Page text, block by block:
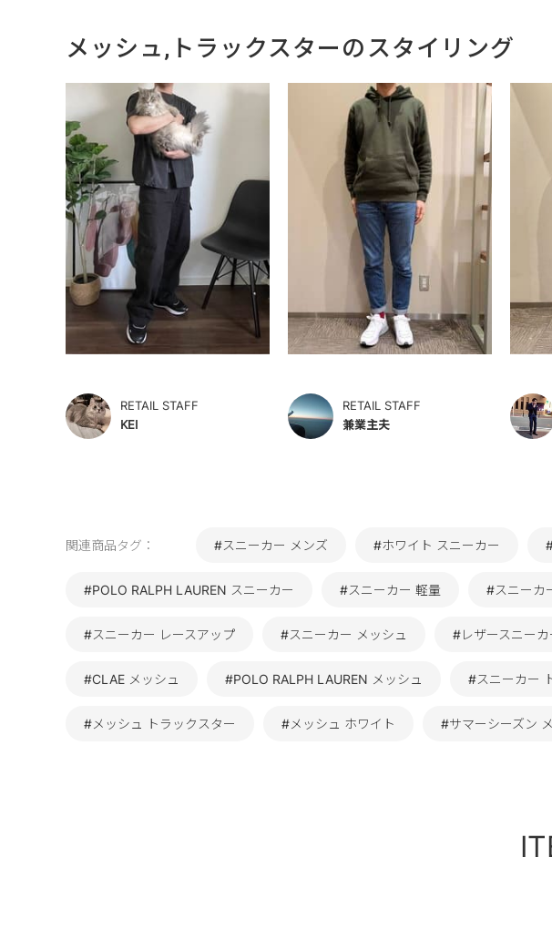
メッシュ,トラックスターのスタイリング
RETAIL STAFF
KEI
RETAIL STAFF
兼業主夫
関連商品タグ： #スニーカー メンズ #ホワイト スニーカー
#POLO RALPH LAUREN スニーカー #スニーカー 軽量 #スニーカ
#スニーカー レースアップ #スニーカー メッシュ #レザースニーカ
#CLAE メッシュ #POLO RALPH LAUREN メッシュ #スニーカー
#メッシュ トラックスター #メッシュ ホワイト #サマーシーズン